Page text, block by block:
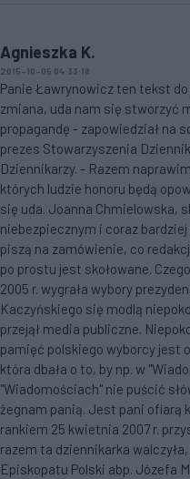
Agnieszka K.
2015-10-05 04:33:18
Panie Ławrynowicz ten tekst
zmiana, uda nam się stworzyć
propagandę - zapowiedział na
prezes Stowarzyszenia
Dziennikarzy. - Razem
których ludzie honoru będą
się uda. Joanna Chmielowska,
niebezpiecznym i coraz
piszą na zamówienie, co
po prostu jest skołowane.
2005 r. wygrała wybory
Kaczyńskiego się modlą
przejął media publiczne.
pamięć polskiego wyborcy jest
która dbała o to, by np. w
"Wiadomościach" nie puścić
żegnam panią. Jest pani ofiarą
rankiem 25 kwietnia 2007 r.
razem ta dziennikarka
Episkopatu Polski abp. Józefa